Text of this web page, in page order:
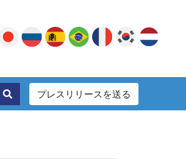
プレスリリースを送る